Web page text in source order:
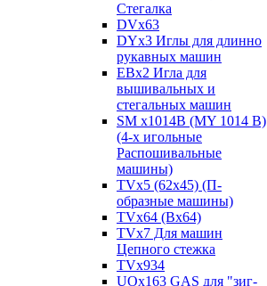
Стегалка
DVx63
DYx3 Иглы для длинно
рукавных машин
EBx2 Игла для
вышивальных и
стегальных машин
SM x1014B (MY 1014 B)
(4-х игольные
Распошивальные
машины)
TVх5 (62х45) (П-
образные машины)
TVх64 (Вх64)
TVх7 Для машин
Цепного стежка
TVх934
UOx163 GAS для "зиг-